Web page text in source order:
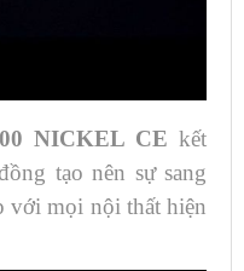
NICKEL CE kết
tạo nên sự sang
với mọi nội thất hiện